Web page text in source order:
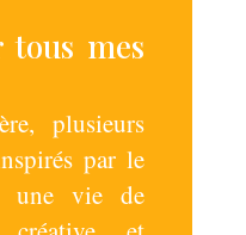
mes
plusieurs
par le
une vie de